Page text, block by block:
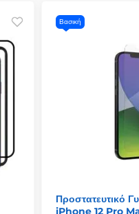
Βασική
Προστατευτικό
iPhone 12 Pro